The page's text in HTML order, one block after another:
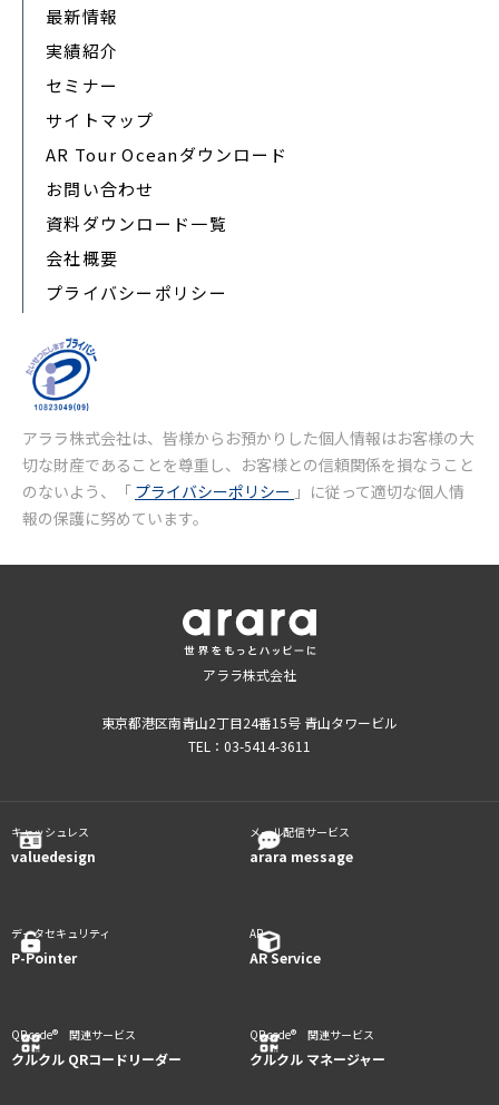
最新情報
実績紹介
セミナー
サイトマップ
AR Tour Oceanダウンロード
お問い合わせ
資料ダウンロード一覧
会社概要
プライバシーポリシー
アララ株式会社は、皆様からお預かりした個人情報はお客様の大
切な財産であることを尊重し、お客様との信頼関係を損なうこと
のないよう、「 プライバシーポリシー 」に従って適切な個人情
報の保護に努めています。
アララ株式会社
東京都港区南青山2丁目24番15号 青山タワービル
TEL：03-5414-3611
キャッシュレス
valuedesign
メール配信サービス
arara message
データセキュリティ
P-Pointer
AR
AR Service
QR code® 関連サービス
クルクル QRコードリーダー
QR code® 関連サービス
クルクル マネージャー